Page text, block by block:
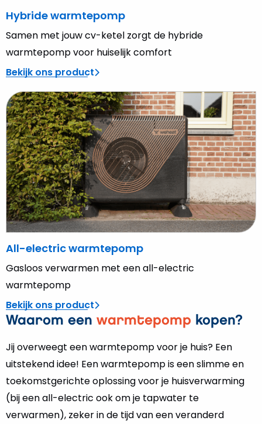
Hybride warmtepomp
Samen met jouw cv-ketel zorgt de hybride
warmtepomp voor huiselijk comfort
Bekijk ons product
Lees
meer
over
All-
electric
warmtepomp
All-electric warmtepomp
Gasloos verwarmen met een all-electric
warmtepomp
Bekijk ons product
Waarom een warmtepomp kopen?
Jij overweegt een warmtepomp voor je huis? Een
uitstekend idee! Een warmtepomp is een slimme en
toekomstgerichte oplossing voor je huisverwarming
(bij een all-electric ook om je tapwater te
verwarmen), zeker in de tijd van een veranderd